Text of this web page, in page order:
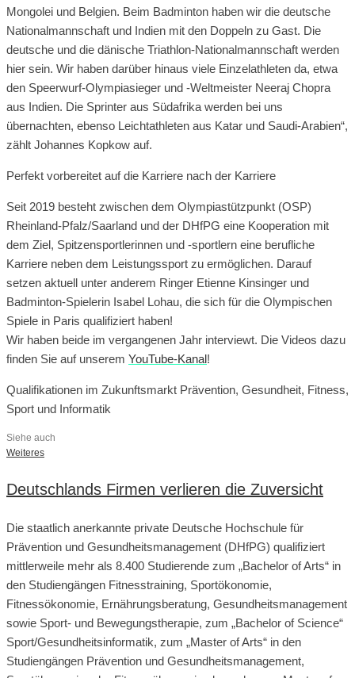
Mongolei und Belgien. Beim Badminton haben wir die deutsche
Nationalmannschaft und Indien mit den Doppeln zu Gast. Die
deutsche und die dänische Triathlon-Nationalmannschaft werden
hier sein. Wir haben darüber hinaus viele Einzelathleten da, etwa
den Speerwurf-Olympiasieger und -Weltmeister Neeraj Chopra
aus Indien. Die Sprinter aus Südafrika werden bei uns
übernachten, ebenso Leichtathleten aus Katar und Saudi-Arabien“,
zählt Johannes Kopkow auf.
Perfekt vorbereitet auf die Karriere nach der Karriere
Seit 2019 besteht zwischen dem Olympiastützpunkt (OSP)
Rheinland-Pfalz/Saarland und der DHfPG eine Kooperation mit
dem Ziel, Spitzensportlerinnen und -sportlern eine berufliche
Karriere neben dem Leistungssport zu ermöglichen. Darauf
setzen aktuell unter anderem Ringer Etienne Kinsinger und
Badminton-Spielerin Isabel Lohau, die sich für die Olympischen
Spiele in Paris qualifiziert haben!
Wir haben beide im vergangenen Jahr interviewt. Die Videos dazu
finden Sie auf unserem YouTube-Kanal!
Qualifikationen im Zukunftsmarkt Prävention, Gesundheit, Fitness,
Sport und Informatik
Siehe auch
Weiteres
Deutschlands Firmen verlieren die Zuversicht
Die staatlich anerkannte private Deutsche Hochschule für
Prävention und Gesundheitsmanagement (DHfPG) qualifiziert
mittlerweile mehr als 8.400 Studierende zum „Bachelor of Arts“ in
den Studiengängen Fitnesstraining, Sportökonomie,
Fitnessökonomie, Ernährungsberatung, Gesundheitsmanagement
sowie Sport- und Bewegungstherapie, zum „Bachelor of Science“
Sport/Gesundheitsinformatik, zum „Master of Arts“ in den
Studiengängen Prävention und Gesundheitsmanagement,